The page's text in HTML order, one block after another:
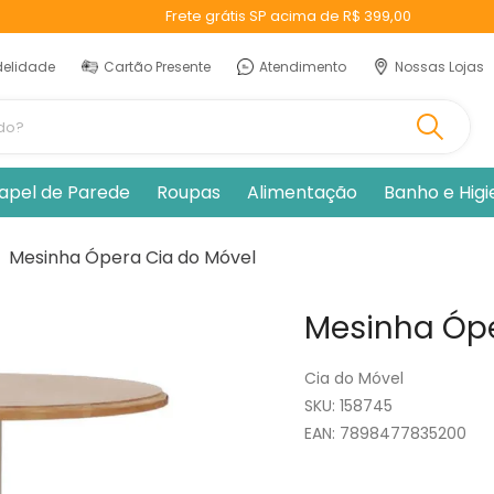
Frete grátis SP acima de R$ 399,00
Cartão Presente Atendimento Nossas Lojas
de Parede Roupas Alimentação Banho e
Mesinha Ópera Cia do Móvel
Mesinha
Cia do Móvel
: 158745
EAN: 7898477835200